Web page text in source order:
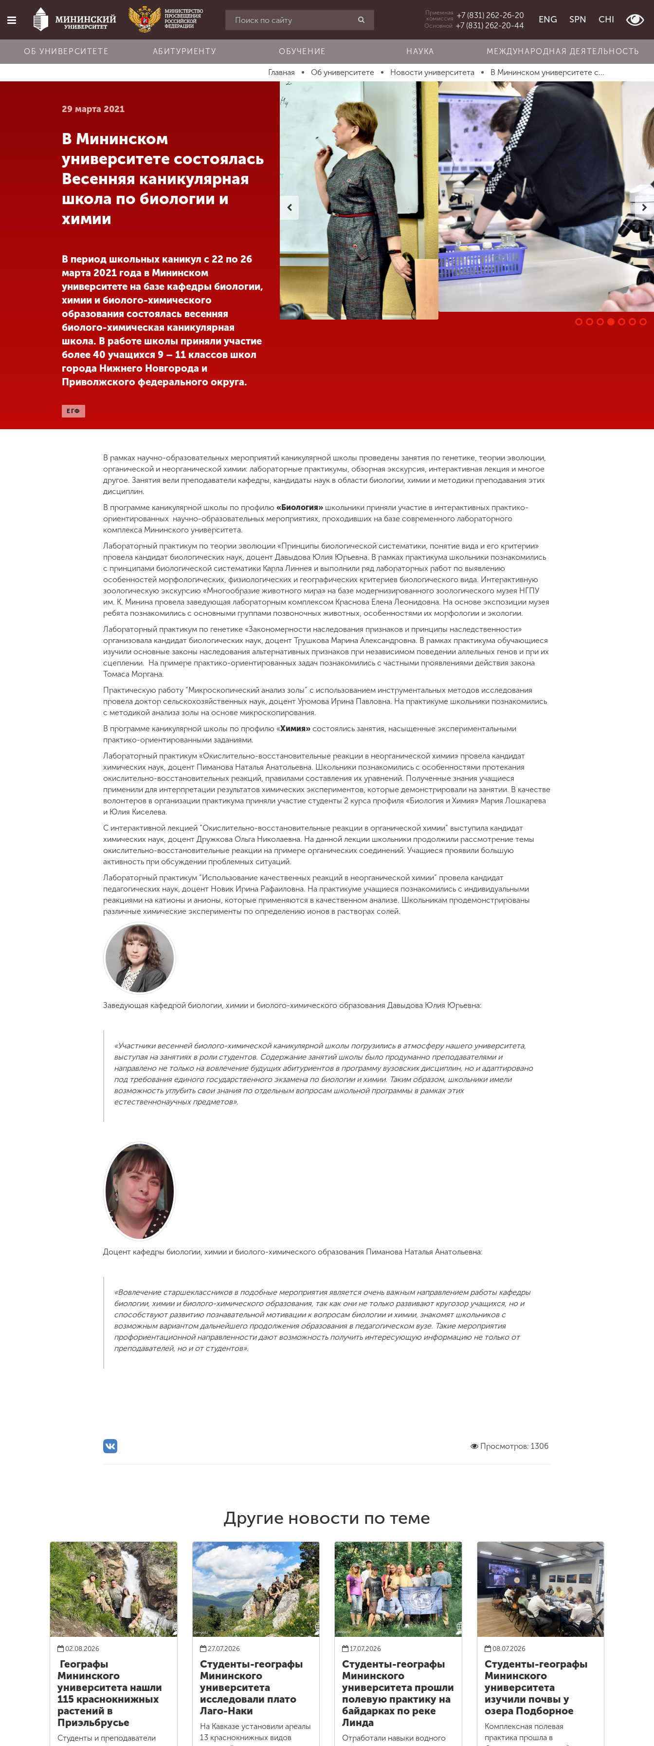
Главная
Об университете
Абитуриенту
Обучение
Другие виды
деятельности
Студенческая
Сведения об
образовательной
организации
комиссия
+7 (831) 262-26-20
Приемная
комиссия +7 (831) 262-26-20
Основной +7 (831) 262-20-44
ENG SPN CHI
ОБ УНИВЕРСИТЕТЕ АБИТУРИЕНТУ ОБУЧЕНИЕ НАУКА МЕЖДУНАРОДНАЯ ДЕЯТЕЛЬНОСТЬ
Главная Об университете Новости университета В Мининском университете с...
29 марта 2021
В Мининском
университете состоялась
Весенняя каникулярная
школа по биологии и
химии
В период школьных каникул с 22 по 26
марта 2021 года в Мининском
университете на базе кафедры биологии,
химии и биолого-химического
образования состоялась весенняя
биолого-химическая каникулярная
школа. В работе школы приняли участие
более 40 учащихся 9 – 11 классов школ
города Нижнего Новгорода и
Приволжского федерального округа.
ЕГФ
В рамках научно-образовательных мероприятий каникулярной школы проведены занятия по генетике, теории эволюции,
органической и неорганической химии: лабораторные практикумы, обзорная экскурсия, интерактивная лекция и многое
другое. Занятия вели преподаватели кафедры, кандидаты наук в области биологии, химии и методики преподавания этих
дисциплин.
В программе каникулярной школы по профилю «Биология» школьники приняли участие в интерактивных практико-
ориентированных научно-образовательных мероприятиях, проходивших на базе современного лабораторного
комплекса Мининского университета.
Лабораторный практикум по теории эволюции «Принципы биологической систематики, понятие вида и его критерии»
провела кандидат биологических наук, доцент Давыдова Юлия Юрьевна. В рамках практикума школьники познакомились
с принципами биологической систематики Карла Линнея и выполнили ряд лабораторных работ по выявлению
особенностей морфологических, физиологических и географических критериев биологического вида. Интерактивную
зоологическую экскурсию «Многообразие животного мира» на базе модернизированного зоологического музея НГПУ
им. К. Минина провела заведующая лабораторным комплексом Краснова Елена Леонидовна. На основе экспозиции музея
ребята познакомились с основными группами позвоночных животных, особенностями их морфологии и экологии.
Лабораторный практикум по генетике «Закономерности наследования признаков и принципы наследственности»
организовала кандидат биологических наук, доцент Трушкова Марина Александровна. В рамках практикума обучающиеся
изучили основные законы наследования альтернативных признаков при независимом поведении аллельных генов и при их
сцеплении. На примере практико-ориентированных задач познакомились с частными проявлениями действия закона
Томаса Моргана.
Практическую работу “Микроскопический анализ золы” с использованием инструментальных методов исследования
провела доктор сельскохозяйственных наук, доцент Уромова Ирина Павловна. На практикуме школьники познакомились
с методикой анализа золы на основе микроскопирования.
В программе каникулярной школы по профилю «Химия» состоялись занятия, насыщенные экспериментальными
практико-ориентированными заданиями.
Лабораторный практикум «Окислительно-восстановительные реакции в неорганической химии» провела кандидат
химических наук, доцент Пиманова Наталья Анатольевна. Школьники познакомились с особенностями протекания
окислительно-восстановительных реакций, правилами составления их уравнений. Полученные знания учащиеся
применили для интерпретации результатов химических экспериментов, которые демонстрировали на занятии. В качестве
волонтеров в организации практикума приняли участие студенты 2 курса профиля «Биология и Химия» Мария Лошкарева
и Юлия Киселева.
С интерактивной лекцией “Окислительно-восстановительные реакции в органической химии” выступила кандидат
химических наук, доцент Дружкова Ольга Николаевна. На данной лекции школьники продолжили рассмотрение темы
окислительно-восстановительные реакции на примере органических соединений. Учащиеся проявили большую
активность при обсуждении проблемных ситуаций.
Лабораторный практикум “Использование качественных реакций в неорганической химии” провела кандидат
педагогических наук, доцент Новик Ирина Рафаиловна. На практикуме учащиеся познакомились с индивидуальными
реакциями на катионы и анионы, которые применяются в качественном анализе. Школьникам продемонстрированы
различные химические эксперименты по определению ионов в растворах солей.
Заведующая кафедрой биологии, химии и биолого-химического образования Давыдова Юлия Юрьевна:
«Участники весенней биолого-химической каникулярной школы погрузились в атмосферу нашего университета,
выступая на занятиях в роли студентов. Содержание занятий школы было продуманно преподавателями и
направлено не только на вовлечение будущих абитуриентов в программу вузовских дисциплин, но и адаптировано
под требования единого государственного экзамена по биологии и химии. Таким образом, школьники имели
возможность углубить свои знания по отдельным вопросам школьной программы в рамках этих
естественнонаучных предметов».
Доцент кафедры биологии, химии и биолого-химического образования Пиманова Наталья Анатольевна:
«Вовлечение старшеклассников в подобные мероприятия является очень важным направлением работы кафедры
биологии, химии и биолого-химического образования, так как они не только развивают кругозор учащихся, но и
способствуют развитию познавательной мотивации к вопросам биологии и химии, знакомят школьников с
возможным вариантом дальнейшего продолжения образования в педагогическом вузе. Такие мероприятия
профориентационной направленности дают возможность получить интересующую информацию не только от
преподавателей, но и от студентов».
Просмотров: 1306
Другие новости по теме
02.08.2026
Географы
Мининского
университета нашли
115 краснокнижных
растений в
Приэльбрусье
Студенты и преподаватели
27.07.2026
Студенты-географы
Мининского
университета
исследовали плато
Лаго-Наки
На Кавказе установили ареалы
13 краснокнижных видов
17.07.2026
Студенты-географы
Мининского
университета прошли
полевую практику на
байдарках по реке
Линда
Отработали навыки водного
08.07.2026
Студенты-географы
Мининского
университета
изучили почвы у
озера Подборное
Комплексная полевая
практика прошла в